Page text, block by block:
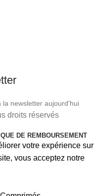
la newsletter aujourd'hui
droits réservés
DE REMBOURSEMENT
votre expérience sur
vous acceptez notre